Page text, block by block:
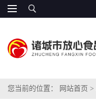
您当前的位置： 网站首页 >